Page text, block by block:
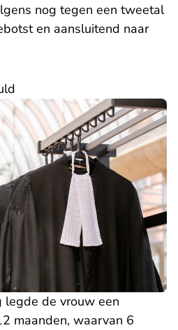
nog tegen een tweetal
en aansluitend naar
- U verlaat Rechtspraak.nl
legde de vrouw een
maanden, waarvan 6